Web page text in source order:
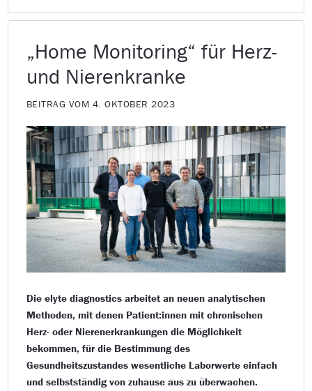
„Home Monitoring“ für Herz-
und Nierenkranke
BEITRAG VOM 4. OKTOBER 2023
Die elyte diagnostics arbeitet an neuen analytischen
Methoden, mit denen Patient:innen mit chronischen
Herz- oder Nierenerkrankungen die Möglichkeit
bekommen, für die Bestimmung des
Gesundheitszustandes wesentliche Laborwerte einfach
und selbstständig von zuhause aus zu überwachen.